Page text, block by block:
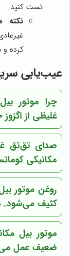
تست کنید.
نکته
کرده
عیب‌یابی
چرا موتور
غلیظی از
صدای تق‌تق
مکانیکی
روغن موتور
کثیف می‌شود.
موتور بیل
ضعیف عمل